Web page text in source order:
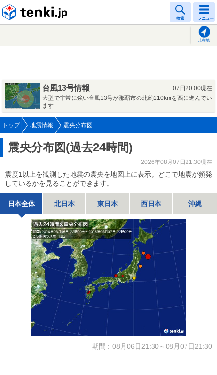
検索 メニュー
現在地
台風13号情報
07日20:00現在
大型で非常に強い台風13号が那覇市の北約110kmを西に進んでい
ます
トップ 地震情報 震央分布図
震央分布図(過去24時間)
2026年08月07日21:30現在
震度1以上を観測した地震の震央を地図上に表示。どこで地震が頻発
しているかを見ることができます。
日本全体 北日本 東日本 西日本 沖縄
期間：08月06日21:30～08月07日21:30